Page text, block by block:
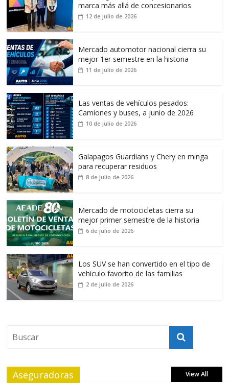
marca más allá de concesionarios
12 de julio de 2026
Mercado automotor nacional cierra su
mejor 1er semestre en la historia
11 de julio de 2026
Las ventas de vehículos pesados:
Camiones y buses, a junio de 2026
10 de julio de 2026
Galapagos Guardians y Chery en minga
para recuperar residuos
8 de julio de 2026
Mercado de motocicletas cierra su
mejor primer semestre de la historia
6 de julio de 2026
Los SUV se han convertido en el tipo de
vehículo favorito de las familias
2 de julio de 2026
Aseguradoras View All